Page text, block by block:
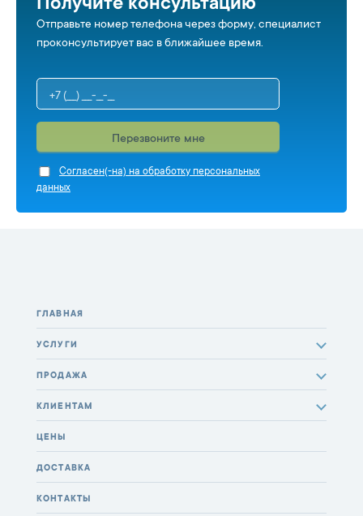
Получите консультацию
Отправьте номер телефона через форму, специалист
проконсультирует вас в ближайшее время.
Перезвоните мне
Cогласен(-на) на обработку персональных
данных
ГЛАВНАЯ
УСЛУГИ
ПРОДАЖА
КЛИЕНТАМ
ЦЕНЫ
ДОСТАВКА
КОНТАКТЫ